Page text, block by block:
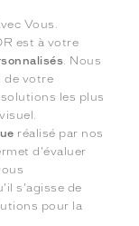
Vous.
est à votre
. Nous
de votre
les plus
réalisé par nos
d'évaluer
s'agisse de
pour la